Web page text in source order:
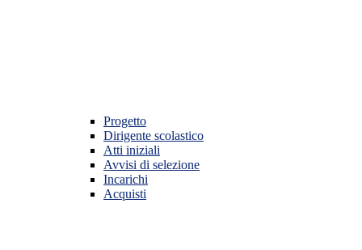
Progetto
Dirigente scolastico
Atti iniziali
Avvisi di selezione
Incarichi
Acquisti